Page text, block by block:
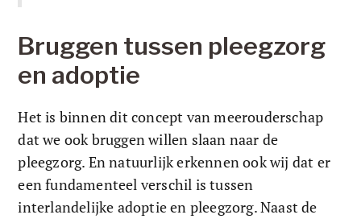
Bruggen tussen pleegzorg
en adoptie
Het is binnen dit concept van meerouderschap
dat we ook bruggen willen slaan naar de
pleegzorg. En natuurlijk erkennen ook wij dat er
een fundamenteel verschil is tussen
interlandelijke adoptie en pleegzorg. Naast de